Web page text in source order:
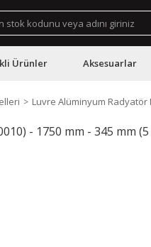
Ürünler Aksesuarlar
Luvre Alüminyum Radyatör